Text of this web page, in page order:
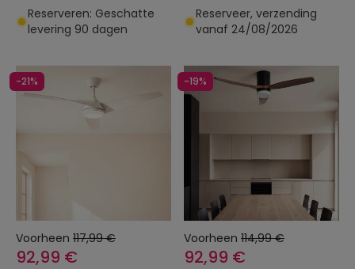
Reserveren: Geschatte
levering 90 dagen
Reserveer, verzending
vanaf 24/08/2026
-21%
Voorheen 117,99 €
92,99 €
-19%
Voorheen 114,99 €
92,99 €